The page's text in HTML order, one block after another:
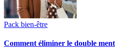
Pack bien-être
Comment éliminer le double